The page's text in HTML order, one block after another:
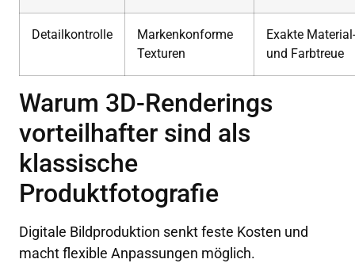
Detailkontrolle
Markenkonforme
Texturen
Exakte Material-
und Farbtreue
Warum 3D-Renderings
vorteilhafter sind als
klassische
Produktfotografie
Digitale Bildproduktion senkt feste Kosten und
macht flexible Anpassungen möglich.